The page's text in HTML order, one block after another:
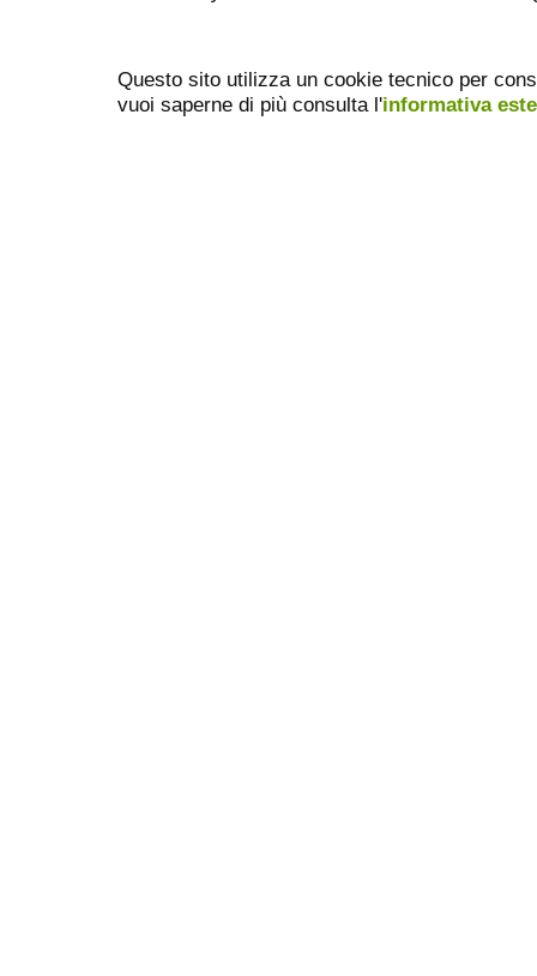
Questo sito utilizza un cookie tecnico per
vuoi saperne di più consulta l'informativa